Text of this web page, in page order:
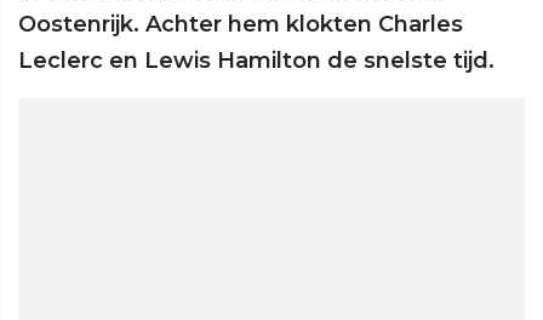
Oostenrijk. Achter hem klokten Charles
Leclerc en Lewis Hamilton de snelste tijd.